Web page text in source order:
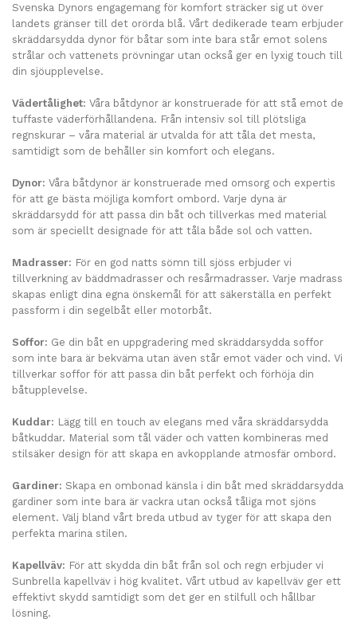
Svenska Dynors engagemang för komfort sträcker sig ut över
landets gränser till det orörda blå. Vårt dedikerade team erbjuder
skräddarsydda dynor för båtar som inte bara står emot solens
strålar och vattenets prövningar utan också ger en lyxig touch till
din sjöupplevelse.
Vädertålighet: Våra båtdynor är konstruerade för att stå emot de
tuffaste väderförhållandena. Från intensiv sol till plötsliga
regnskurar – våra material är utvalda för att tåla det mesta,
samtidigt som de behåller sin komfort och elegans.
Dynor: Våra båtdynor är konstruerade med omsorg och expertis
för att ge bästa möjliga komfort ombord. Varje dyna är
skräddarsydd för att passa din båt och tillverkas med material
som är speciellt designade för att tåla både sol och vatten.
Madrasser: För en god natts sömn till sjöss erbjuder vi
tillverkning av bäddmadrasser och resårmadrasser. Varje madrass
skapas enligt dina egna önskemål för att säkerställa en perfekt
passform i din segelbåt eller motorbåt.
Soffor: Ge din båt en uppgradering med skräddarsydda soffor
som inte bara är bekväma utan även står emot väder och vind. Vi
tillverkar soffor för att passa din båt perfekt och förhöja din
båtupplevelse.
Kuddar: Lägg till en touch av elegans med våra skräddarsydda
båtkuddar. Material som tål väder och vatten kombineras med
stilsäker design för att skapa en avkopplande atmosfär ombord.
Gardiner: Skapa en ombonad känsla i din båt med skräddarsydda
gardiner som inte bara är vackra utan också tåliga mot sjöns
element. Välj bland vårt breda utbud av tyger för att skapa den
perfekta marina stilen.
Kapellväv: För att skydda din båt från sol och regn erbjuder vi
Sunbrella kapellväv i hög kvalitet. Vårt utbud av kapellväv ger ett
effektivt skydd samtidigt som det ger en stilfull och hållbar
lösning.